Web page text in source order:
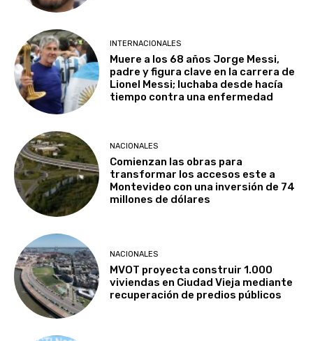
INTERNACIONALES
Muere a los 68 años Jorge Messi,
padre y figura clave en la carrera de
Lionel Messi; luchaba desde hacía
tiempo contra una enfermedad
NACIONALES
Comienzan las obras para
transformar los accesos este a
Montevideo con una inversión de 74
millones de dólares
NACIONALES
MVOT proyecta construir 1.000
viviendas en Ciudad Vieja mediante
recuperación de predios públicos